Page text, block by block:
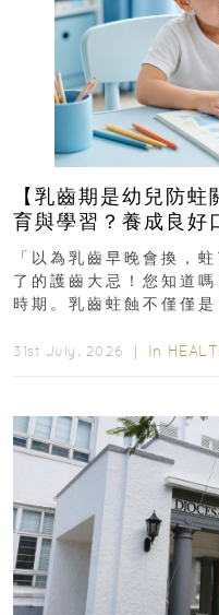
【乳齒期是幼兒防
育與學習？養成良好口腔習慣
瑯質 兒童牙膏防護指
「以為乳齒早晚會換，
了的護齒大忌！您知道
時期。乳齒蛀蝕不僅僅
31st July, 2026 ｜ In